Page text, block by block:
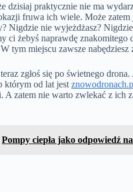
dzisiaj praktycznie nie ma
fruwa ich wiele. Może zatem
Nigdzie nie wyjeżdżasz?
ci żebyś naprawdę
tym miejscu zawsze nabędziesz
zgłoś się po świetnego
którym od lat jest
A zatem nie warto zwlekać z ich
Pompy ciepła jako odpowiedź